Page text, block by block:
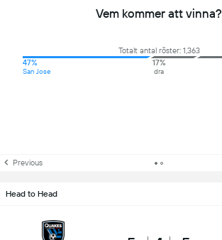
Vem kommer att vinna?
Totalt antal röster: 1,363
47%
San Jose
17%
dra
Previous
Head to Head